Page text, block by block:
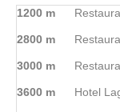
1200 m
2800 m
3000 m
3600 m Hotel